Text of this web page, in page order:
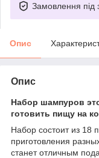
Замовлення під
Опис
Опис
Набор шампуров
готовить пищу на
Набор состоит из 18
приготовления
станет отличным